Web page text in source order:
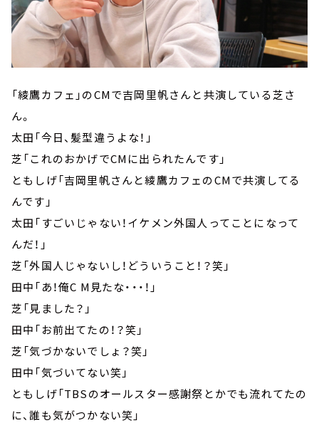
「綾鷹カフェ」のCMで吉岡里帆さんと共演している芝さ
ん。
太田「今日、髪型違うよな！」
芝「これのおかげでCMに出られたんです」
ともしげ「吉岡里帆さんと綾鷹カフェのCMで共演してる
んです」
太田「すごいじゃない！イケメン外国人ってことになって
んだ！」
芝「外国人じゃないし！どういうこと！？笑」
田中「あ！俺C M見たな・・・！」
芝「見ました？」
田中「お前出てたの！？笑」
芝「気づかないでしょ？笑」
田中「気づいてない笑」
ともしげ「TBSのオールスター感謝祭とかでも流れてたの
に、誰も気がつかない笑」